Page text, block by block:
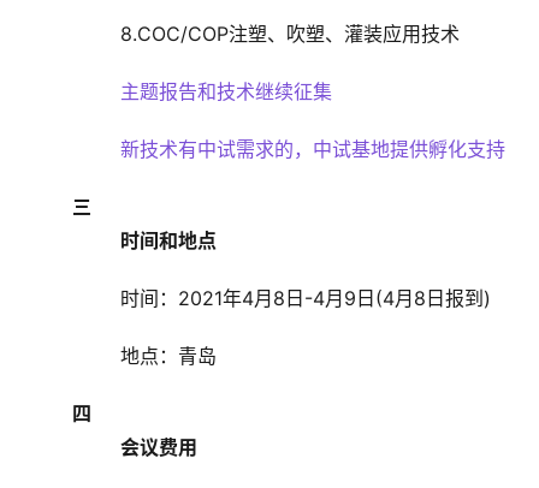
8.COC/COP注塑、吹塑、灌装应用技术
主题报告和技术继续征集
新技术有中试需求的，中试基地提供孵化支持
三
时间和地点
时间：2021年4月8日-4月9日(4月8日报到)
地点：青岛
四
会议费用